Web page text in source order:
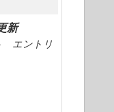
新
エントリ